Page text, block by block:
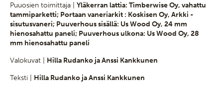
Puuosien toimittaja | Yläkerran lattia: Timberwise Oy, vahattu
tammiparketti; Portaan vaneriarkit : Koskisen Oy, Arkki -
sisutusvaneri; Puuverhous sisällä: Us Wood Oy, 24 mm
hienosahattu paneli; Puuverhous ulkona: Us Wood Oy, 28
mm hienosahattu paneli
Valokuvat | Hilla Rudanko ja Anssi Kankkunen
Teksti | Hilla Rudanko ja Anssi Kankkunen